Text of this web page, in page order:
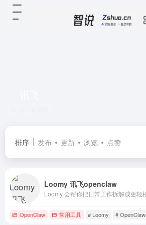
排序 发布 更新 浏览 点赞
Loomy 讯飞openclaw
OpenClaw 常用工具 # Loomy # OpenClaw